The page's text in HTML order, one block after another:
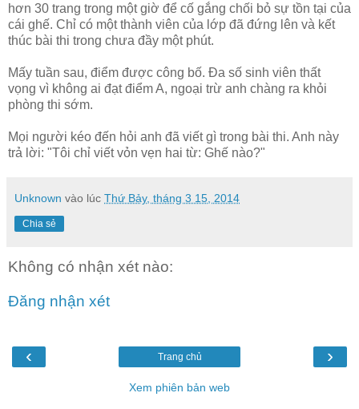
hơn 30 trang trong một giờ để cố gắng chối bỏ sự tồn tại của
cái ghế. Chỉ có một thành viên của lớp đã đứng lên và kết
thúc bài thi trong chưa đầy một phút.
Mấy tuần sau, điểm được công bố. Đa số sinh viên thất
vọng vì không ai đạt điểm A, ngoại trừ anh chàng ra khỏi
phòng thi sớm.
Mọi người kéo đến hỏi anh đã viết gì trong bài thi. Anh này
trả lời: "Tôi chỉ viết vỏn vẹn hai từ: Ghế nào?"
Unknown vào lúc Thứ Bảy, tháng 3 15, 2014
Chia sẻ
Không có nhận xét nào:
Đăng nhận xét
‹ ›
Trang chủ
Xem phiên bản web